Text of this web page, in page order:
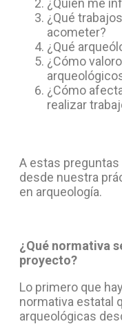
¿Quién me
¿Qué
acometer?
¿Qué
¿Cómo
¿Cómo
realizar
A estas
desde nuestra
en arqueología.
¿Qué normativa
proyecto?
Lo primero que
normativa estatal
arqueológicas